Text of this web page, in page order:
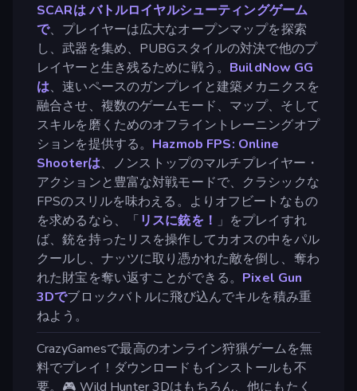
SCARはバトルロイヤルシューティングゲーム
で、プレイヤーは広大なオープンマップを探索
し、武器を集め、PUBGスタイルの対決で他のプ
レイヤーと生き残るために戦う。 BuildNow GG
は、速いペースのガンプレイと建築メカニクスを
融合させ、複数のゲームモード、マップ、そして
スキルを磨くためのオフライントレーニングオプ
ションを提供する。 Hazmob FPS: Online
Shooterは、ノンストップのマルチプレイヤー・
アクションと豊富な対戦モードで、クラシックな
FPSのスリルを味わえる。よりオフビートなもの
を求めるなら、「リスに銃を！ 」をプレイすれ
ば、銃を持ったリスを操作してカオスの中をパル
クールし、ナッツに取り憑かれた敵を倒し、奪わ
れた財宝を奪い返すことができる。 Pixel Gun
3Dでブロックバトルに飛び込んでキルを積み重
ねよう。
CrazyGamesで最高のオンライン狩猟ゲームを無
料でプレイ！ダウンロードもインストールも不
要。🎮 Wild Hunter 3Dはもちろん、他にもたく